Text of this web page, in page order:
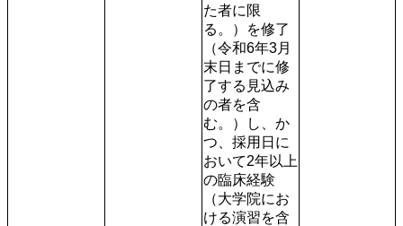
た者に限
る。）を修了
（令和6年3月
末日までに修
了する見込み
の者を含
む。）し、か
つ、採用日に
おいて2年以上
の臨床経験
（大学院にお
ける演習を含